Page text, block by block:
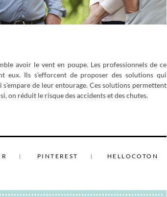
avoir le vent en poupe. Les professionnels de ce
eux. Ils s’efforcent de proposer des solutions qui
de leur entourage. Ces solutions permettent
on réduit le risque des accidents et des chutes.
PINTEREST HELLOCOTON